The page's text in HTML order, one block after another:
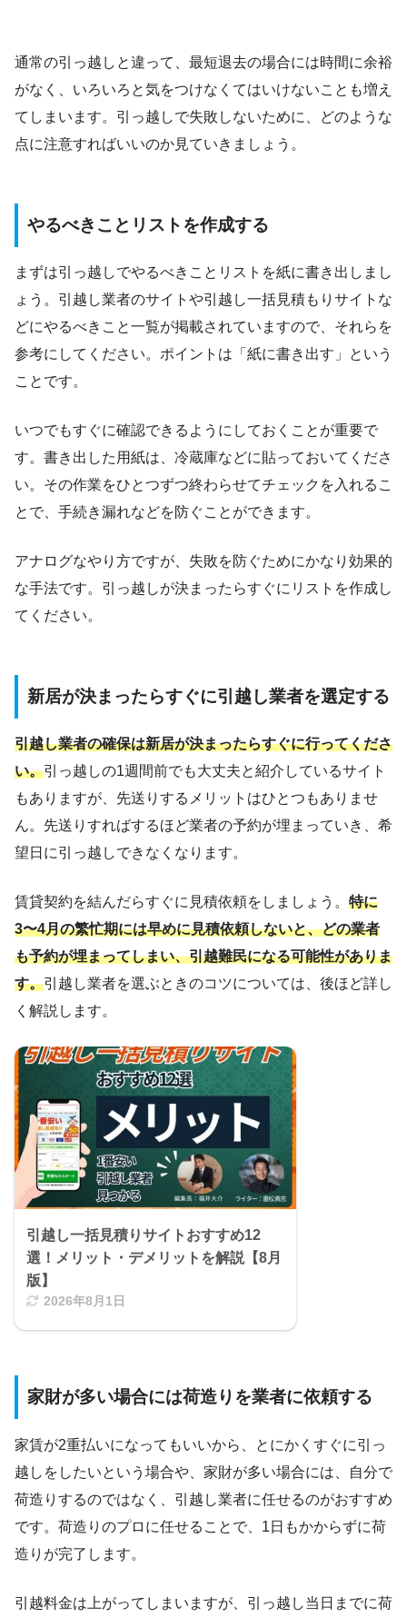
通常の引っ越しと違って、最短退去の場合には時間に余裕
がなく、いろいろと気をつけなくてはいけないことも増え
てしまいます。引っ越しで失敗しないために、どのような
点に注意すればいいのか見ていきましょう。
やるべきことリストを作成する
まずは引っ越しでやるべきことリストを紙に書き出しまし
ょう。引越し業者のサイトや引越し一括見積もりサイトな
どにやるべきこと一覧が掲載されていますので、それらを
参考にしてください。ポイントは「紙に書き出す」という
ことです。
いつでもすぐに確認できるようにしておくことが重要で
す。書き出した用紙は、冷蔵庫などに貼っておいてくださ
い。その作業をひとつずつ終わらせてチェックを入れるこ
とで、手続き漏れなどを防ぐことができます。
アナログなやり方ですが、失敗を防ぐためにかなり効果的
な手法です。引っ越しが決まったらすぐにリストを作成し
てください。
新居が決まったらすぐに引越し業者を選定する
引越し業者の確保は新居が決まったらすぐに行ってくださ
い。引っ越しの1週間前でも大丈夫と紹介しているサイト
もありますが、先送りするメリットはひとつもありませ
ん。先送りすればするほど業者の予約が埋まっていき、希
望日に引っ越しできなくなります。
賃貸契約を結んだらすぐに見積依頼をしましょう。 特に
3〜4月の繁忙期には早めに見積依頼しないと、どの業者
も予約が埋まってしまい、引越難民になる可能性がありま
す。引越し業者を選ぶときのコツについては、後ほど詳し
く解説します。
引越し一括見積りサイトおすすめ12
選！メリット・デメリットを解説【8月
版】
2026年8月1日
家財が多い場合には荷造りを業者に依頼する
家賃が2重払いになってもいいから、とにかくすぐに引っ
越しをしたいという場合や、家財が多い場合には、自分で
荷造りするのではなく、引越し業者に任せるのがおすすめ
です。荷造りのプロに任せることで、1日もかからずに荷
造りが完了します。
引越料金は上がってしまいますが、引っ越し当日までに荷